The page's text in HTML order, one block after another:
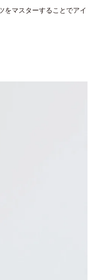
をマスターすることでアイ